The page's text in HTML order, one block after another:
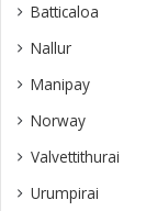
Batticaloa
Nallur
Manipay
Norway
Valvettithurai
Urumpirai